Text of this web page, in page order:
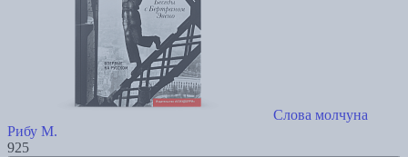
Слова молчуна
Рибу М.
925